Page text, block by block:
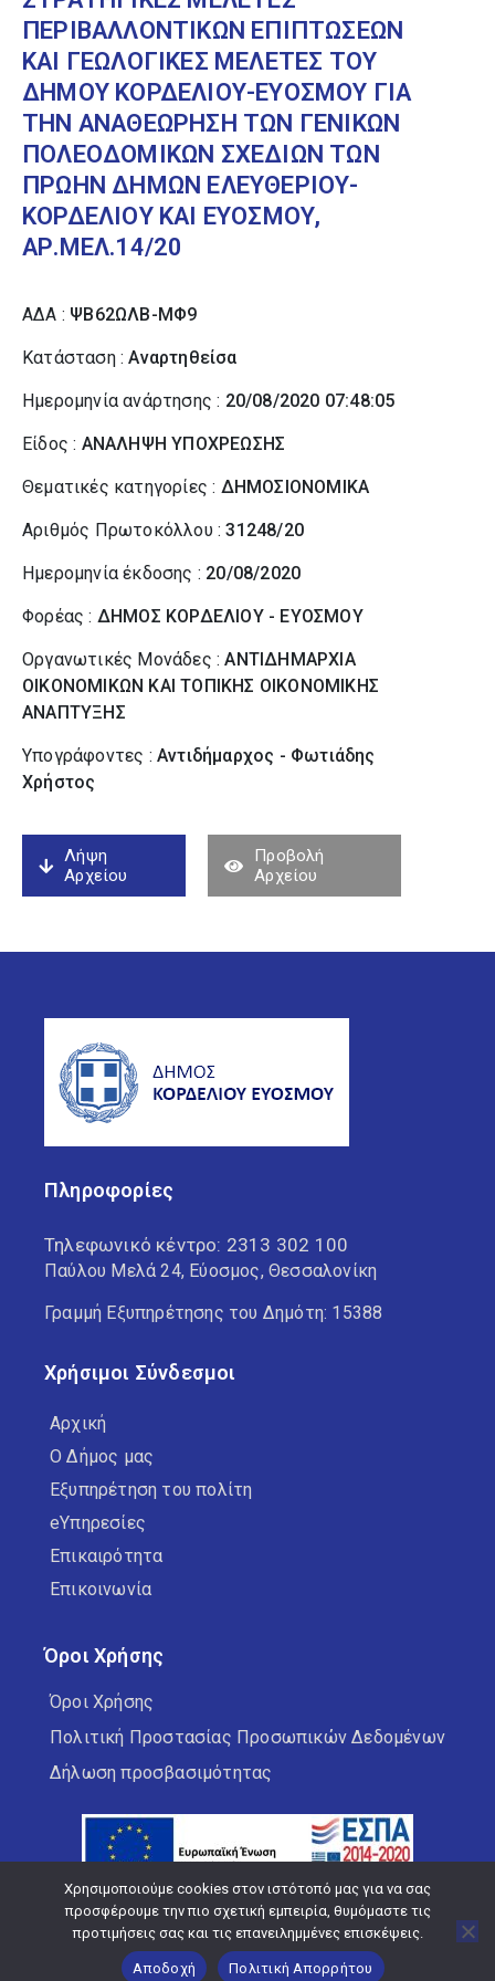
ΠΕΡΙΒΑΛΛΟΝΤΙΚΩΝ ΕΠΙΠΤΩΣΕΩΝ
ΚΑΙ ΓΕΩΛΟΓΙΚΕΣ ΜΕΛΕΤΕΣ ΤΟΥ
ΔΗΜΟΥ ΚΟΡΔΕΛΙΟΥ-ΕΥΟΣΜΟΥ ΓΙΑ
ΤΗΝ ΑΝΑΘΕΩΡΗΣΗ ΤΩΝ ΓΕΝΙΚΩΝ
ΠΟΛΕΟΔΟΜΙΚΩΝ ΣΧΕΔΙΩΝ ΤΩΝ
ΠΡΩΗΝ ΔΗΜΩΝ ΕΛΕΥΘΕΡΙΟΥ-
ΚΟΡΔΕΛΙΟΥ ΚΑΙ ΕΥΟΣΜΟΥ,
ΑΡ.ΜΕΛ.14/20
ΑΔΑ : ΨΒ62ΩΛΒ-ΜΦ9
Κατάσταση :Αναρτηθείσα
Ημερομηνία ανάρτησης : 20/08/2020 07:48:05
Είδος : ΑΝΑΛΗΨΗ ΥΠΟΧΡΕΩΣΗΣ
Θεματικές κατηγορίες : ΔΗΜΟΣΙΟΝΟΜΙΚΑ
Αριθμός Πρωτοκόλλου :31248/20
Ημερομηνία έκδοσης : 20/08/2020
Φορέας : ΔΗΜΟΣ ΚΟΡΔΕΛΙΟΥ - ΕΥΟΣΜΟΥ
Οργανωτικές Μονάδες :ΑΝΤΙΔΗΜΑΡΧΙΑ
ΟΙΚΟΝΟΜΙΚΩΝ ΚΑΙ ΤΟΠΙΚΗΣ ΟΙΚΟΝΟΜΙΚΗΣ
ΑΝΑΠΤΥΞΗΣ
Υπογράφοντες : Αντιδήμαρχος - Φωτιάδης
Χρήστος
Λήψη
Αρχείου
Προβολή
Αρχείου
Πληροφορίες
Τηλεφωνικό κέντρο: 2313 302 100
Παύλου Μελά 24, Εύοσμος, Θεσσαλονίκη
Γραμμή Εξυπηρέτησης του Δημότη: 15388
Χρήσιμοι Σύνδεσμοι
Αρχική
Ο Δήμος μας
Εξυπηρέτηση του πολίτη
eΥπηρεσίες
Επικαιρότητα
Επικοινωνία
Όροι Χρήσης
Όροι Χρήσης
Πολιτική Προστασίας Προσωπικών Δεδομένων
Δήλωση προσβασιμότητας
Copyright © 2026 Δήμος Κορδελιού Ευόσμου
Χρησιμοποιούμε cookies στον ιστότοπό μας για να σας
προσφέρουμε την πιο σχετική εμπειρία, θυμόμαστε τις
προτιμήσεις σας και τις επανειλημμένες επισκέψεις.
Αποδοχή Πολιτική Απορρήτου